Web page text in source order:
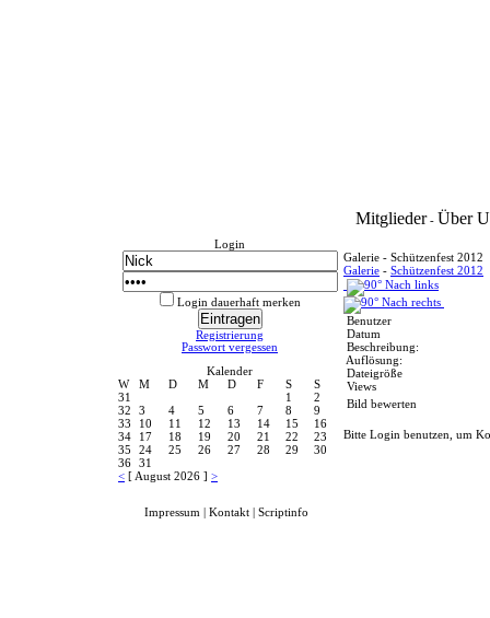
Mitglieder- Über
Login
Login dauerhaft merken
Registrierung
Passwort vergessen
Kalender
W
M D M D F S
S
31
1
2
32
3 4 5 6 7 8
9
33
10 11 12 13 14 15
16
34
17 18 19 20 21 22
23
35
24 25 26 27 28 29
30
36
31
< [ August 2026 ] >
Galerie - Schützenfest 2012
Galerie - Schützenfest 2012
Benutzer
Datum
Beschreibung:
Auflösung:
Dateigröße
Views
Bild bewerten
Bitte Login benutzen, um
Impressum Kontakt Scriptinfo